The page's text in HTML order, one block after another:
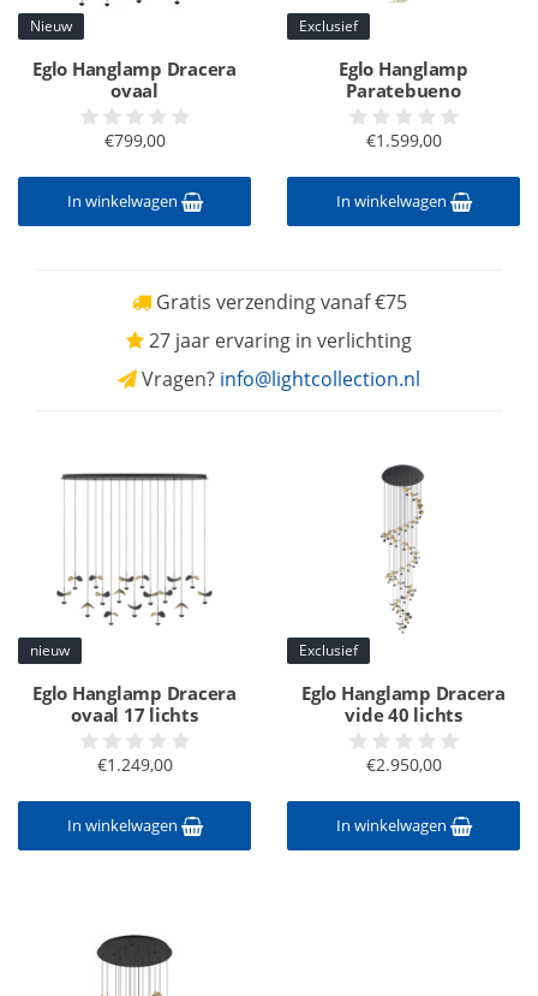
Nieuw
Eglo Hanglamp Dracera
ovaal
€799,00
In winkelwagen
Exclusief
Eglo Hanglamp
Paratebueno
€1.599,00
In winkelwagen
Gratis verzending vanaf €75
27 jaar ervaring in verlichting
Vragen? info@lightcollection.nl
nieuw
Eglo Hanglamp Dracera
ovaal 17 lichts
€1.249,00
In winkelwagen
Exclusief
Eglo Hanglamp Dracera
vide 40 lichts
€2.950,00
In winkelwagen